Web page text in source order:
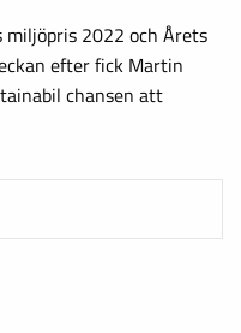
miljöpris 2022 och Årets
efter fick Martin
chansen att